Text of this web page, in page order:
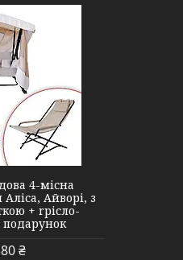
4-місна
Айворі, з
+ rрісло-
подарунок
₴